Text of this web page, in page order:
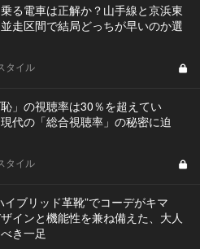
る電車は正解か？山手線と京浜東
走区間で結局どっちが早いのか選
タイル
恥」の視聴率は30％を超えてい
代の「総合視聴率」の秘密に迫
タイル
イブリッド革靴”でコーデがキマ
インと機能性を兼ね備えた、大人
き一足